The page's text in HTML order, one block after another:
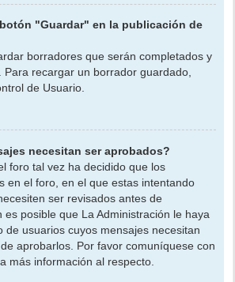
"Guardar" en la publicación de
borradores que serán completados y
recargar un borrador guardado,
de Usuario.
necesitan ser aprobados?
foro tal vez ha decidido que los
en el foro, en el que estas intentando
ser revisados antes de
es posible que La Administración le haya
de usuarios cuyos mensajes necesitan
aprobarlos. Por favor comuníquese con
más información al respecto.